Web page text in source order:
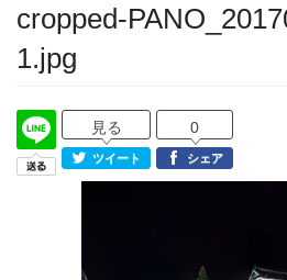
cropped-
1.jpg
見る
ツイート
0
シェア